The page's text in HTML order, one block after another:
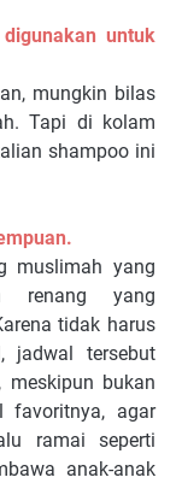
untuk
mungkin bilas
Tapi di kolam
shampoo ini
muslimah yang
renang yang
tidak harus
jadwal tersebut
bukan
favoritnya, agar
ramai seperti
anak-anak